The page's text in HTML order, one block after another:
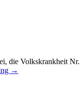
die Volkskrankheit
→